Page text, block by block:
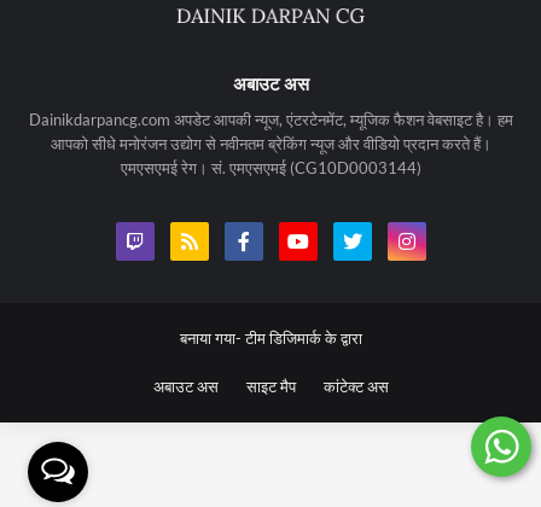
अबाउट अस
Dainikdarpancg.com अपडेट आपकी न्यूज, एंटरटेनमेंट, म्यूजिक फैशन वेबसाइट है। हम
आपको सीधे मनोरंजन उद्योग से नवीनतम ब्रेकिंग न्यूज और वीडियो प्रदान करते हैं।
एमएसएमई रेग। सं. एमएसएमई (CG10D0003144)
बनाया गया-टीम डिजिमार्क के द्वारा
अबाउट अस साइट मैप कांटेक्ट अस